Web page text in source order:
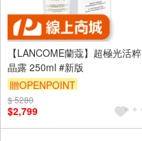
【LANCOME蘭蔻】超極光活粹
晶露 250ml #新版
贈OPENPOINT
訂單滿 2000 元折抵 100元
（運費不算在 2000 元的範圍
內）
$ 5280
$2,799